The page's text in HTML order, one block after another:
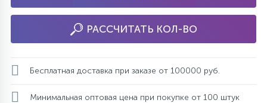
РАССЧИТАТЬ КОЛ-ВО
Бесплатная доставка при заказе от 100000 руб.
Минимальная оптовая цена при покупке от 100 штук